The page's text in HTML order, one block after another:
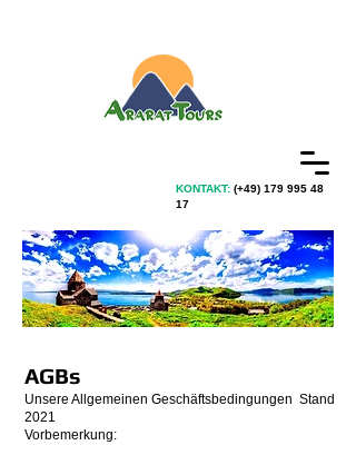
KONTAKT: (+49) 179 995 48
17
AGBs
Unsere Allgemeinen Geschäftsbedingungen Stand
2021
Vorbemerkung: